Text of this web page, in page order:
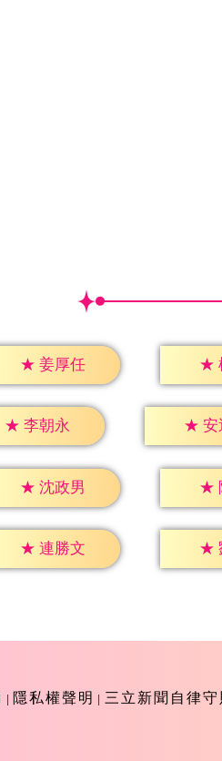
★ 姜厚任 ★
★ 李朝永 ★ 安
★ 沈政男 ★
★ 連勝文 ★
隱私權聲明 三立新聞自律守